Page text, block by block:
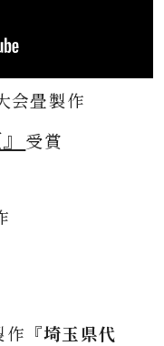
会畳製作
受賞
作 『埼玉県代